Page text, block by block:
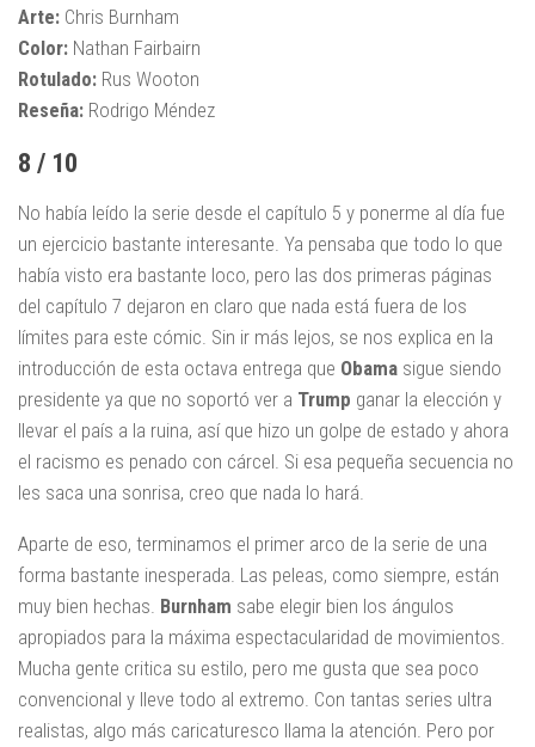
Arte: Chris Burnham
Color: Nathan Fairbairn
Rotulado: Rus Wooton
Reseña: Rodrigo Méndez
8 / 10
No había leído la serie desde el capítulo 5 y ponerme al día fue
un ejercicio bastante interesante. Ya pensaba que todo lo que
había visto era bastante loco, pero las dos primeras páginas
del capítulo 7 dejaron en claro que nada está fuera de los
límites para este cómic. Sin ir más lejos, se nos explica en la
introducción de esta octava entrega que Obama sigue siendo
presidente ya que no soportó ver a Trump ganar la elección y
llevar el país a la ruina, así que hizo un golpe de estado y ahora
el racismo es penado con cárcel. Si esa pequeña secuencia no
les saca una sonrisa, creo que nada lo hará.
Aparte de eso, terminamos el primer arco de la serie de una
forma bastante inesperada. Las peleas, como siempre, están
muy bien hechas. Burnham sabe elegir bien los ángulos
apropiados para la máxima espectacularidad de movimientos.
Mucha gente critica su estilo, pero me gusta que sea poco
convencional y lleve todo al extremo. Con tantas series ultra
realistas, algo más caricaturesco llama la atención. Pero por